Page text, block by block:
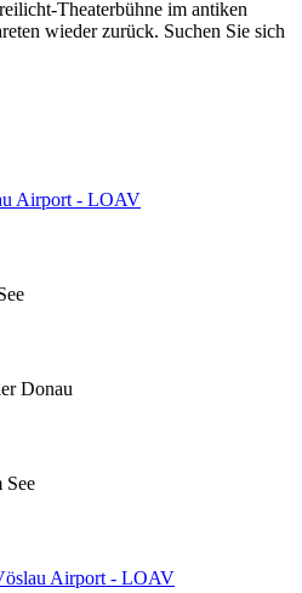
Theaterbühne im antiken
wieder zurück. Suchen Sie sich
Airport - LOAV
Donau
See
Airport - LOAV